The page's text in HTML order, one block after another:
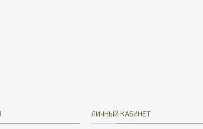
ЛИЧНЫЙ КАБИНЕТ